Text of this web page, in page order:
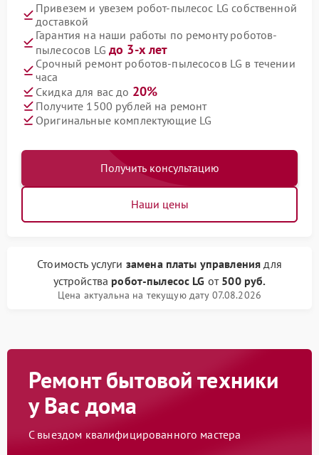
Привезем и увезем робот-пылесос LG собственной
доставкой
Гарантия на наши работы по ремонту роботов-
пылесосов LG до 3-х лет
Срочный ремонт роботов-пылесосов LG в течении
часа
Скидка для вас до 20%
Получите 1500 рублей на ремонт
Оригинальные комплектующие LG
Получить консультацию
Наши цены
Стоимость услуги замена платы управления для
устройства робот-пылесос LG от 500 руб.
Цена актуальна на текущую дату 07.08.2026
Ремонт бытовой техники
у Вас дома
С выездом квалифицированного мастера